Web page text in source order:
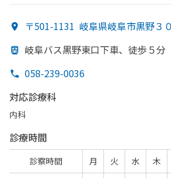
〒501-1131 岐阜県岐阜市黒野３
岐阜バス黒野東口下車、 徒歩５分
058-239-0036
対応診療科
内科
診療時間
診察時間 月 火 水 木